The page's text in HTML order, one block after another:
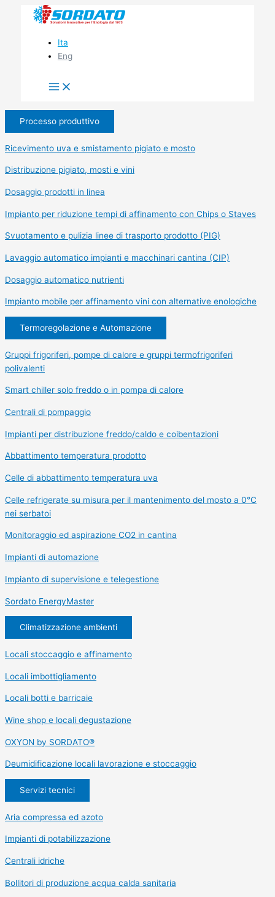
Ita
Eng
Processo produttivo
Ricevimento uva e smistamento pigiato e mosto
Distribuzione pigiato, mosti e vini
Dosaggio prodotti in linea
Impianto per riduzione tempi di affinamento con Chips o Staves
Svuotamento e pulizia linee di trasporto prodotto (PIG)
Lavaggio automatico impianti e macchinari cantina (CIP)
Dosaggio automatico nutrienti
Impianto mobile per affinamento vini con alternative enologiche
Termoregolazione e Automazione
Gruppi frigoriferi, pompe di calore e gruppi termofrigoriferi
polivalenti
Smart chiller solo freddo o in pompa di calore
Centrali di pompaggio
Impianti per distribuzione freddo/caldo e coibentazioni
Abbattimento temperatura prodotto
Celle di abbattimento temperatura uva
Celle refrigerate su misura per il mantenimento del mosto a 0°C
nei serbatoi
Monitoraggio ed aspirazione CO2 in cantina
Impianti di automazione
Impianto di supervisione e telegestione
Sordato EnergyMaster
Climatizzazione ambienti
Locali stoccaggio e affinamento
Locali imbottigliamento
Locali botti e barricaie
Wine shop e locali degustazione
OXYON by SORDATO®
Deumidificazione locali lavorazione e stoccaggio
Servizi tecnici
Aria compressa ed azoto
Impianti di potabilizzazione
Centrali idriche
Bollitori di produzione acqua calda sanitaria